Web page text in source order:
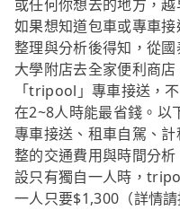
或任何你想去的地方，越
如果想知道包車或專車
整理與分析後得知，從
大學附店去全家便利商
「tripool」專車接送，
在2~8人時能最省錢。以
專車接送、租車自駕、
整的交通費用與時間分
設只有獨自一人時，
一人只要$1,300（詳情